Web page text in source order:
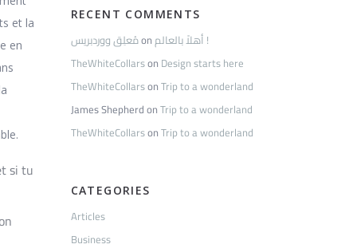
et la
en
si tu
RECENT COMMENTS
مُعلِق ووردبريسon
أهلاً بالعالم !
TheWhiteCollarson Design starts here
TheWhiteCollarsonTrip to a wonderland
James ShepherdonTrip to a wonderland
TheWhiteCollarsonTrip to a wonderland
CATEGORIES
Articles
Business